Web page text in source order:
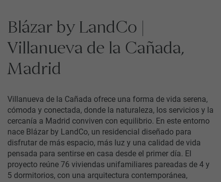
Blázar by LandCo |
Villanueva de la Cañada,
Madrid
Villanueva de la Cañada ofrece una forma de vida serena,
cómoda y conectada, donde la naturaleza, los servicios y la
cercanía a Madrid conviven con equilibrio. En este entorno
nace Blázar by LandCo, un residencial diseñado para
disfrutar de más espacio, más luz y una calidad de vida
pensada para sentirse en casa desde el primer día. El
proyecto reúne 76 viviendas unifamiliares pareadas de 4 y
5 dormitorios, con una arquitectura contemporánea,